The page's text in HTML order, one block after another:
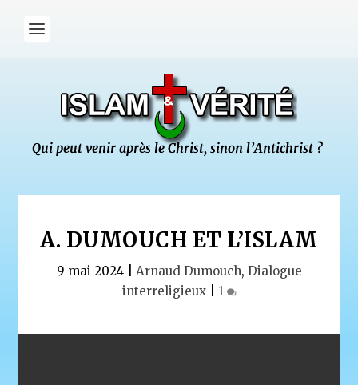
A. DUMOUCH ET L’ISLAM
9 mai 2024| Arnaud Dumouch, Dialogue
interreligieux| 1